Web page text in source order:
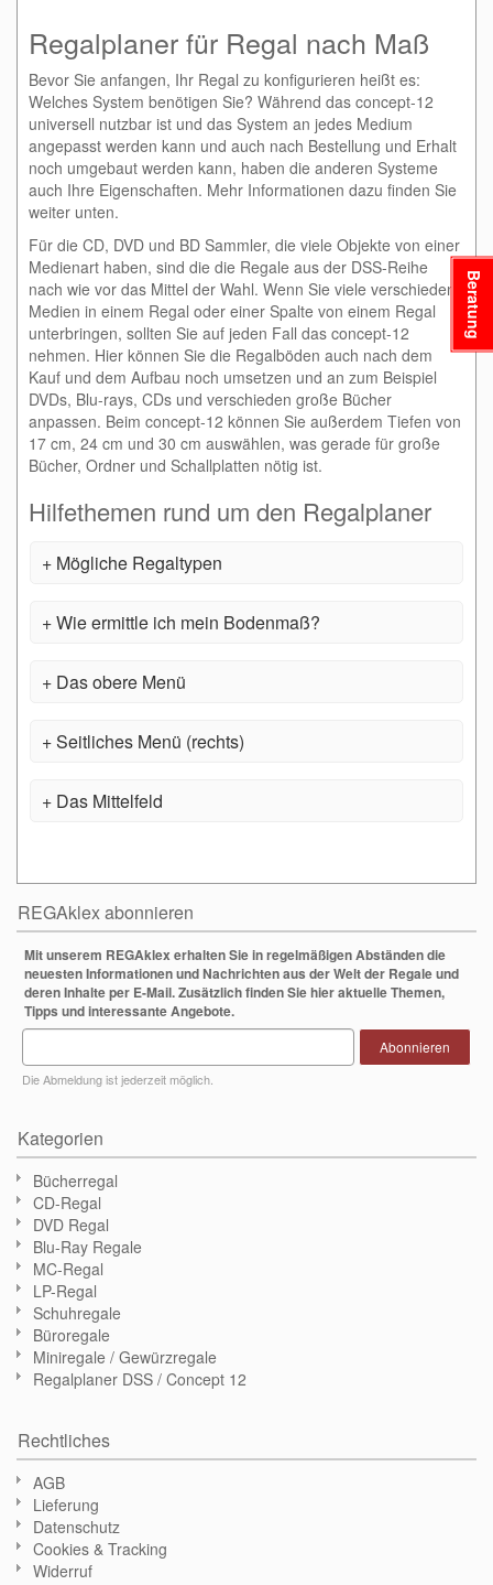
Regalplaner für Regal nach Maß
Bevor Sie anfangen, Ihr Regal zu konfigurieren heißt es:
Welches System benötigen Sie? Während das concept-12
universell nutzbar ist und das System an jedes Medium
angepasst werden kann und auch nach Bestellung und Erhalt
noch umgebaut werden kann, haben die anderen Systeme
auch Ihre Eigenschaften. Mehr Informationen dazu finden Sie
weiter unten.
Für die CD, DVD und BD Sammler, die viele Objekte von einer
Medienart haben, sind die die Regale aus der DSS-Reihe
nach wie vor das Mittel der Wahl. Wenn Sie viele verschiedene
Medien in einem Regal oder einer Spalte von einem Regal
unterbringen, sollten Sie auf jeden Fall das concept-12
nehmen. Hier können Sie die Regalböden auch nach dem
Kauf und dem Aufbau noch umsetzen und an zum Beispiel
DVDs, Blu-rays, CDs und verschieden große Bücher
anpassen. Beim concept-12 können Sie außerdem Tiefen von
17 cm, 24 cm und 30 cm auswählen, was gerade für große
Bücher, Ordner und Schallplatten nötig ist.
Hilfethemen rund um den Regalplaner
Mögliche Regaltypen
Wie ermittle ich mein Bodenmaß?
Das obere Menü
Seitliches Menü (rechts)
Das Mittelfeld
REGAklex abonnieren
Mit unserem REGAklex erhalten Sie in regelmäßigen Abständen die
neuesten Informationen und Nachrichten aus der Welt der Regale und
deren Inhalte per E-Mail. Zusätzlich finden Sie hier aktuelle Themen,
Tipps und interessante Angebote.
Die Abmeldung ist jederzeit möglich.
Abonnieren
Kategorien
Bücherregal
CD-Regal
DVD Regal
Blu-Ray Regale
MC-Regal
LP-Regal
Schuhregale
Büroregale
Miniregale / Gewürzregale
Regalplaner DSS / Concept 12
Rechtliches
AGB
Lieferung
Datenschutz
Cookies & Tracking
Widerruf
Beratung